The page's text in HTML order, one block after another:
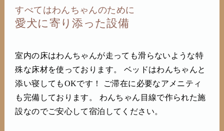
すべてはわんちゃんのために
愛犬に寄り添った設備
室内の床はわんちゃんが走っても滑らないような特
殊な床材を使っております。 ベッドはわんちゃんと
添い寝してもOKです！ ご滞在に必要なアメニティ
も完備しております。 わんちゃん目線で作られた施
設なのでご安心して宿泊してください。